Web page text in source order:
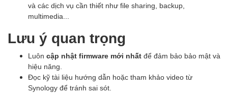
và các dịch vụ cần thiết như file sharing, backup,
multimedia...
Lưu ý quan trọng
Luôn cập nhật firmware mới nhất để đảm bảo bảo mật và
hiệu năng.
Đọc kỹ tài liệu hướng dẫn hoặc tham khảo video từ
Synology để tránh sai sót.